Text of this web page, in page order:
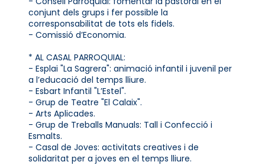
conjunt dels grups i fer possible la
corresponsabilitat de tots els fidels.
- Comissió d’Economia.
* AL CASAL PARROQUIAL:
- Esplai "La Sagrera": animació infantil i juvenil per
a l’educació del temps lliure.
- Esbart Infantil "L’Estel".
- Grup de Teatre "El Calaix".
- Arts Aplicades.
- Grup de Treballs Manuals: Tall i Confecció i
Esmalts.
- Casal de Joves: activitats creatives i de
solidaritat per a joves en el temps lliure.